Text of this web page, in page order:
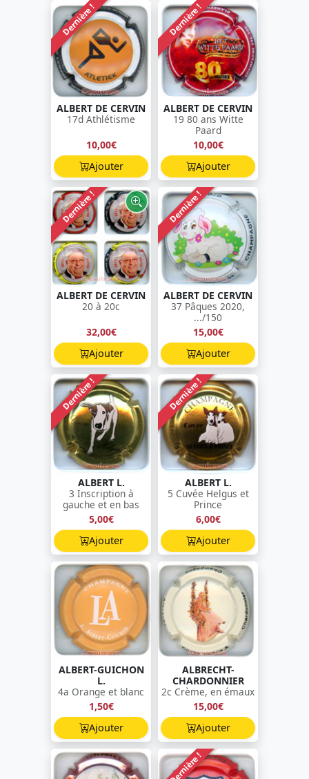
Dernière !
ALBERT DE CERVIN
17d Athlétisme
10,00€
Ajouter
Dernière !
ALBERT DE CERVIN
19 80 ans Witte
Paard
10,00€
Ajouter
Dernière !
ALBERT DE CERVIN
20 à 20c
32,00€
Ajouter
Dernière !
ALBERT DE CERVIN
37 Pâques 2020,
.../150
15,00€
Ajouter
Dernière !
ALBERT L.
3 Inscription à
gauche et en bas
5,00€
Ajouter
Dernière !
ALBERT L.
5 Cuvée Helgus et
Prince
6,00€
Ajouter
ALBERT-GUICHON
L.
4a Orange et blanc
1,50€
Ajouter
ALBRECHT-
CHARDONNIER
2c Crème, en émaux
15,00€
Ajouter
Dernière !